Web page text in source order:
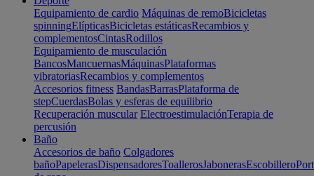
Equipamiento de cardio Máquinas de remoBicicletas
spinningElípticasBicicletas estáticasRecambios y
complementosCintasRodillos
Equipamiento de musculación
BancosMancuernasMáquinasPlataformas
vibratoriasRecambios y complementos
Accesorios fitness BandasBarrasPlataforma de
stepCuerdasBolas y esferas de equilibrio
Recuperación muscular ElectroestimulaciónTerapia de
percusión
Baño
Accesorios de baño Colgadores
bañoPapelerasDispensadoresToallerosJabonerasEscobillero